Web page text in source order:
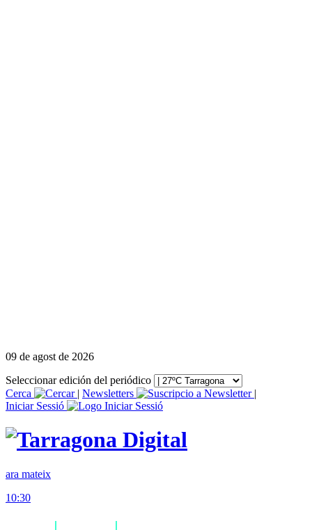
09 de agost de 2026
Seleccionar edición del periódico
Cerca
| Newsletters
|
Iniciar Sessió
ara mateix
10:30